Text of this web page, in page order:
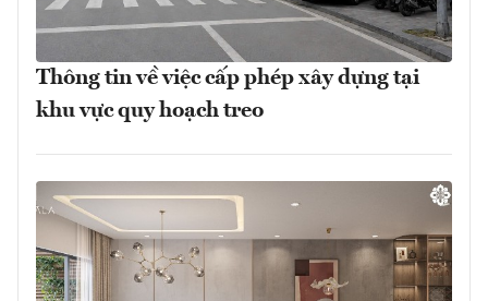
Thông tin về việc cấp phép xây dựng tại
khu vực quy hoạch treo